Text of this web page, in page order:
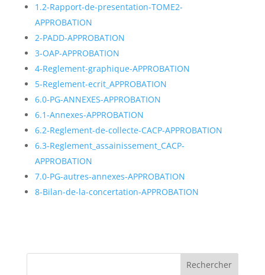
1.2-Rapport-de-presentation-TOME2-
APPROBATION
2-PADD-APPROBATION
3-OAP-APPROBATION
4-Reglement-graphique-APPROBATION
5-Reglement-ecrit_APPROBATION
6.0-PG-ANNEXES-APPROBATION
6.1-Annexes-APPROBATION
6.2-Reglement-de-collecte-CACP-APPROBATION
6.3-Reglement_assainissement_CACP-
APPROBATION
7.0-PG-autres-annexes-APPROBATION
8-Bilan-de-la-concertation-APPROBATION